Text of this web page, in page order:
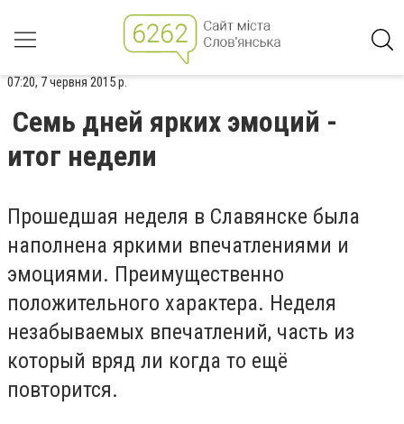
07:20, 7 червня 2015 р.
Семь дней ярких эмоций -
итог недели
Прошедшая неделя в Славянске была
наполнена яркими впечатлениями и
эмоциями. Преимущественно
положительного характера. Неделя
незабываемых впечатлений, часть из
который вряд ли когда то ещё
повторится.